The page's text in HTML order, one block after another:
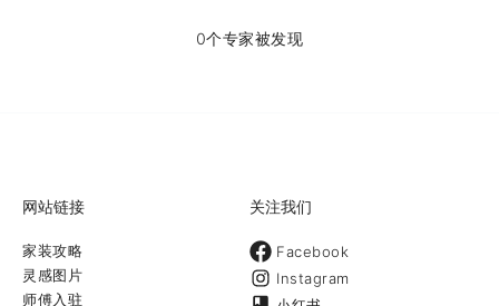
0个专家被发现
网站链接
家装攻略
灵感图片
师傅入驻
关注我们
Facebook
Instagram